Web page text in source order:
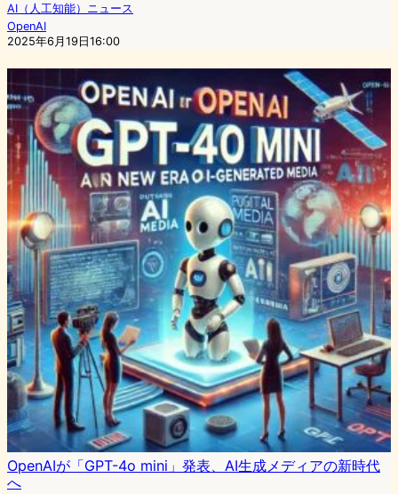
AI（人工知能）ニュース
OpenAI
2025年6月19日16:00
OpenAIが「GPT-4o mini」発表、AI生成メディアの新時代
へ